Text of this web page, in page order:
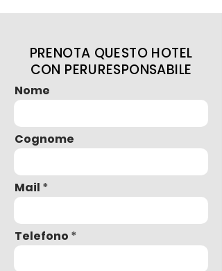
PRENOTA QUESTO HOTEL
CON PERURESPONSABILE
Nome
Cognome
Mail
Telefono